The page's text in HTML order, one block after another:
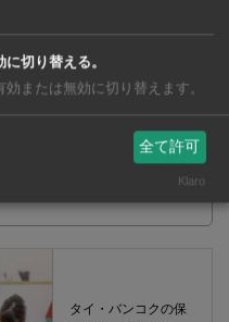
イレブン）で買える薬 2026年
タイ・バンコクの保
切り替える。
効または無効に切り替えます。
全て許可
Klaro